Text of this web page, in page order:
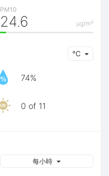
PM10
μg/m³
24.6
℃
74%
0 of 11
每小時